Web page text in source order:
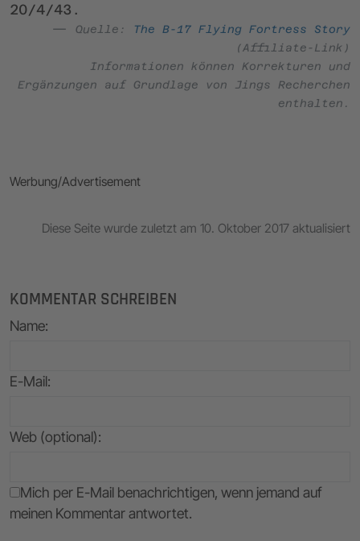
20/4/43.
Quelle:
The B-17 Flying Fortress Story
(Affiliate-Link)
Informationen können Korrekturen und
Ergänzungen auf Grundlage von Jings Recherchen
enthalten.
Werbung/Advertisement
Diese Seite wurde zuletzt am 10. Oktober 2017 aktualisiert
KOMMENTAR SCHREIBEN
Name:
E-Mail:
Web (optional):
Mich per E-Mail benachrichtigen, wenn jemand auf
meinen Kommentar antwortet.